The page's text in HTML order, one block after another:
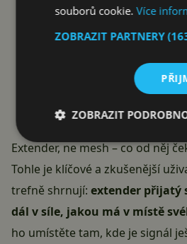
Extender, ne mesh – co od něj
Tohle je klíčové a zkušenější
trefně shrnují: extender přijatý
dál v síle, jakou má v místě
ho umístěte tam, kde je signál
souborů cookie.Více
ZOBRAZIT PARTNERY
ZOBRAZIT